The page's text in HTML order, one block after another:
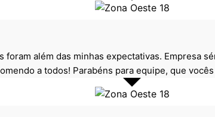
além das minhas expectativas. Empresa
a todos! Parabéns para equipe, que